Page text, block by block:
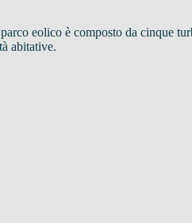
eolico è composto da cinque
abitative.